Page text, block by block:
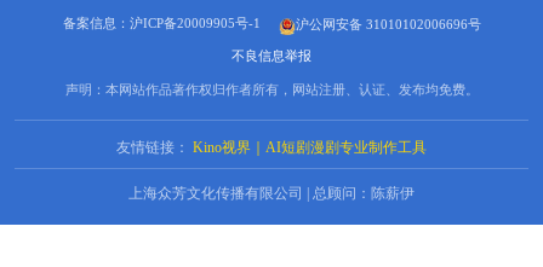
备案信息：沪ICP备20009905号-1 沪公网安备 31010102006696号
不良信息举报
声明：本网站作品著作权归作者所有，网站注册、认证、发布均免费。
友情链接： Kino视界｜AI短剧漫剧专业制作工具
上海众芳文化传播有限公司 | 总顾问：陈薪伊